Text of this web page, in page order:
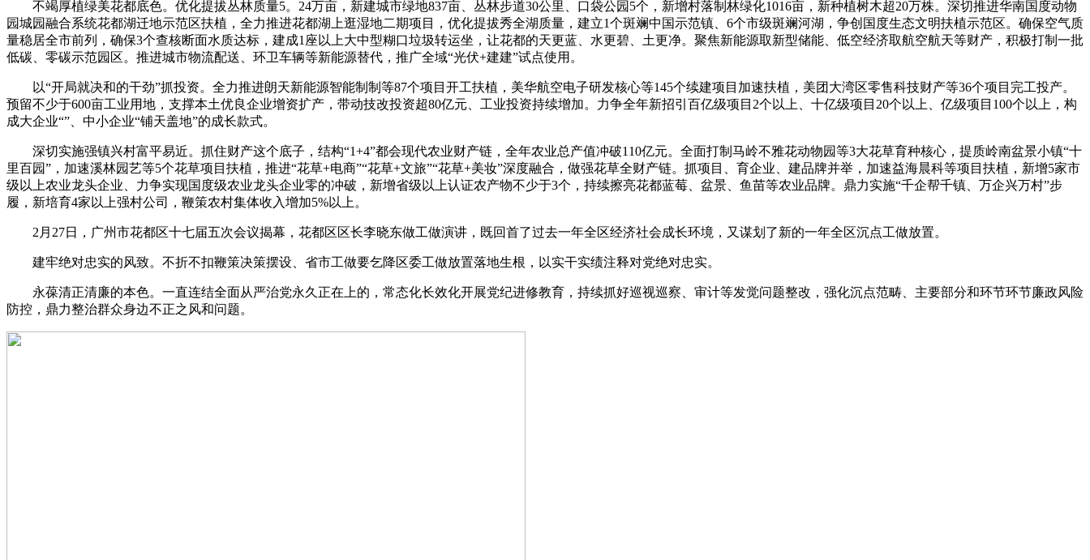
不竭厚植绿美花都底色。优化提拔丛林质量5。24万亩，新建城市绿地837亩、丛林步道30公里、口袋公园5个，新增村落制林绿化1016亩，新种植树木超20万株。深切推进华南国度动物
园城园融合系统花都湖迁地示范区扶植，全力推进花都湖上逛湿地二期项目，优化提拔秀全湖质量，建立1个斑斓中国示范镇、6个市级斑斓河湖，争创国度生态文明扶植示范区。确保空气质
量稳居全市前列，确保3个查核断面水质达标，建成1座以上大中型糊口垃圾转运坐，让花都的天更蓝、水更碧、土更净。聚焦新能源取新型储能、低空经济取航空航天等财产，积极打制一批
低碳、零碳示范园区。推进城市物流配送、环卫车辆等新能源替代，推广全域“光伏+建建”试点使用。
以“开局就决和的干劲”抓投资。全力推进朗天新能源智能制制等87个项目开工扶植，美华航空电子研发核心等145个续建项目加速扶植，美团大湾区零售科技财产等36个项目完工投产。
预留不少于600亩工业用地，支撑本土优良企业增资扩产，带动技改投资超80亿元、工业投资持续增加。力争全年新招引百亿级项目2个以上、十亿级项目20个以上、亿级项目100个以上，构
成大企业“”、中小企业“铺天盖地”的成长款式。
深切实施强镇兴村富平易近。抓住财产这个底子，结构“1+4”都会现代农业财产链，全年农业总产值冲破110亿元。全面打制马岭不雅花动物园等3大花草育种核心，提质岭南盆景小镇“十
里百园”，加速溪林园艺等5个花草项目扶植，推进“花草+电商”“花草+文旅”“花草+美妆”深度融合，做强花草全财产链。抓项目、育企业、建品牌并举，加速益海晨科等项目扶植，新增5家市
级以上农业龙头企业、力争实现国度级农业龙头企业零的冲破，新增省级以上认证农产物不少于3个，持续擦亮花都蓝莓、盆景、鱼苗等农业品牌。鼎力实施“千企帮千镇、万企兴万村”步
履，新培育4家以上强村公司，鞭策农村集体收入增加5%以上。
2月27日，广州市花都区十七届五次会议揭幕，花都区区长李晓东做工做演讲，既回首了过去一年全区经济社会成长环境，又谋划了新的一年全区沉点工做放置。
建牢绝对忠实的风致。不折不扣鞭策决策摆设、省市工做要乞降区委工做放置落地生根，以实干实绩注释对党绝对忠实。
永葆清正清廉的本色。一直连结全面从严治党永久正在上的，常态化长效化开展党纪进修教育，持续抓好巡视巡察、审计等发觉问题整改，强化沉点范畴、主要部分和环节环节廉政风险
防控，鼎力整治群众身边不正之风和问题。